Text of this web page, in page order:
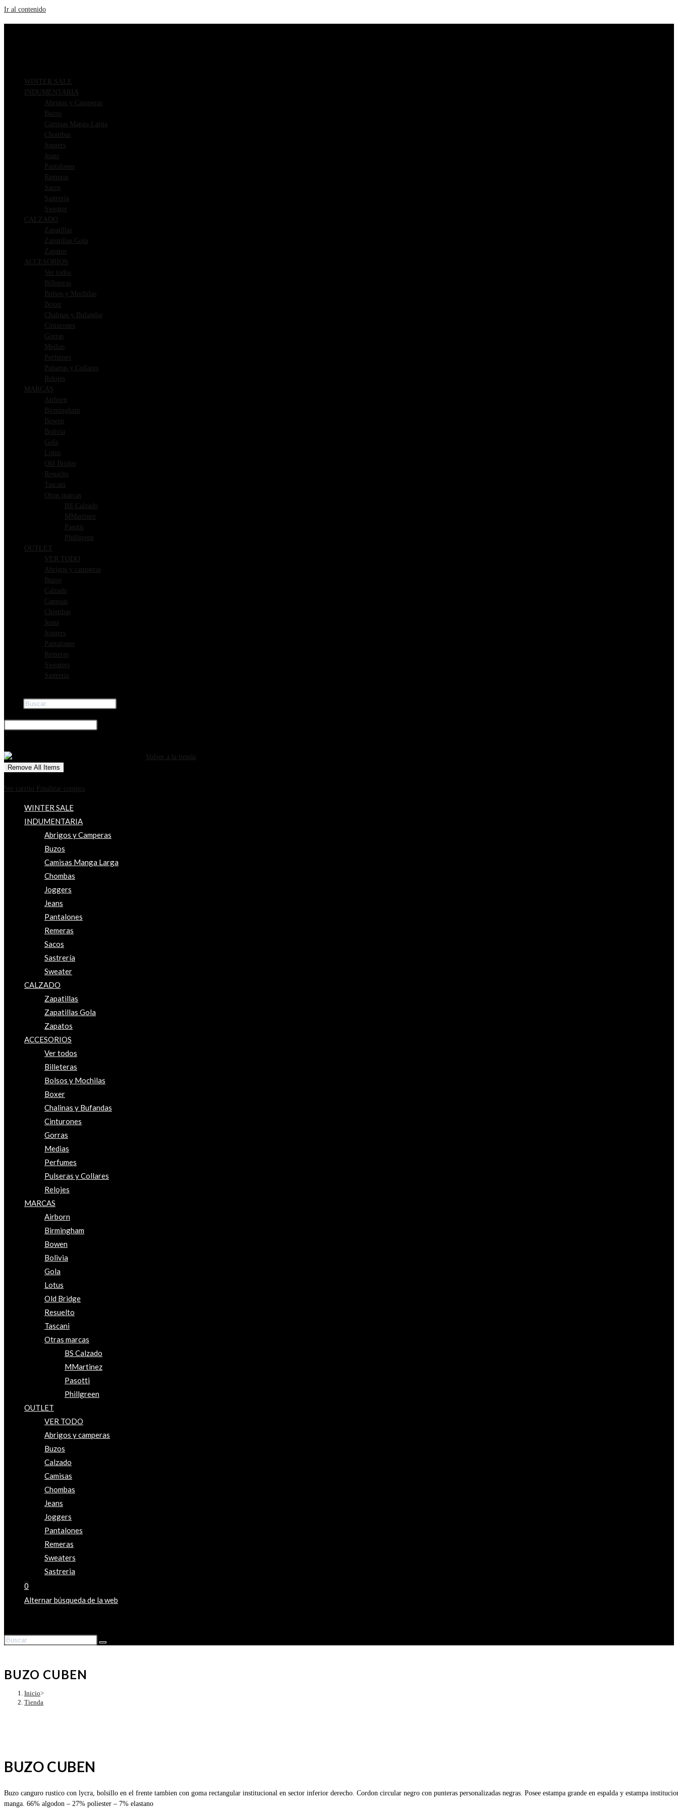
Ir al contenido
WINTER SALE
INDUMENTARIA
Abrigos y Camperas
Buzos
Camisas Manga Larga
Chombas
Joggers
Jeans
Pantalones
Remeras
Sacos
Sastrería
Sweater
CALZADO
Zapatillas
Zapatillas Gola
Zapatos
ACCESORIOS
Ver todos
Billeteras
Bolsos y Mochilas
Boxer
Chalinas y Bufandas
Cinturones
Gorras
Medias
Perfumes
Pulseras y Collares
Relojes
MARCAS
Airborn
Birmingham
Bowen
Bolivia
Gola
Lotus
Old Bridge
Resuelto
Tascani
Otras marcas
BS Calzado
MMartinez
Pasotti
Phillgreen
OUTLET
VER TODO
Abrigos y camperas
Buzos
Calzado
Camisas
Chombas
Jeans
Joggers
Pantalones
Remeras
Sweaters
Sastreria
Volver a la tienda
Remove All Items
Ver carrito
Finalizar compra
WINTER SALE
INDUMENTARIA
Abrigos y Camperas
Buzos
Camisas Manga Larga
Chombas
Joggers
Jeans
Pantalones
Remeras
Sacos
Sastrería
Sweater
CALZADO
Zapatillas
Zapatillas Gola
Zapatos
ACCESORIOS
Ver todos
Billeteras
Bolsos y Mochilas
Boxer
Chalinas y Bufandas
Cinturones
Gorras
Medias
Perfumes
Pulseras y Collares
Relojes
MARCAS
Airborn
Birmingham
Bowen
Bolivia
Gola
Lotus
Old Bridge
Resuelto
Tascani
Otras marcas
BS Calzado
MMartinez
Pasotti
Phillgreen
OUTLET
VER TODO
Abrigos y camperas
Buzos
Calzado
Camisas
Chombas
Jeans
Joggers
Pantalones
Remeras
Sweaters
Sastreria
0
Alternar búsqueda de la web
BUZO CUBEN
Inicio>
Tienda
BUZO CUBEN
Buzo canguro rustico con lycra, bolsillo en el frente tambien con goma rectangular institucional en sector inferior derecho. Cordon circular negro con punteras personalizadas negras. Posee estampa grande en espalda y estampa
manga. 66% algodon – 27% poliester – 7% elastano